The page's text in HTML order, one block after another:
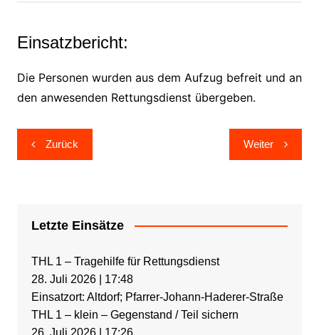
Einsatzbericht:
Die Personen wurden aus dem Aufzug befreit und an
den anwesenden Rettungsdienst übergeben.
Beitragsnavigation
Zurück Weiter
Letzte Einsätze
THL 1 – Tragehilfe für Rettungsdienst
28. Juli 2026| 17:48
Einsatzort: Altdorf; Pfarrer-Johann-Haderer-Straße
THL 1 – klein – Gegenstand / Teil sichern
26. Juli 2026| 17:26